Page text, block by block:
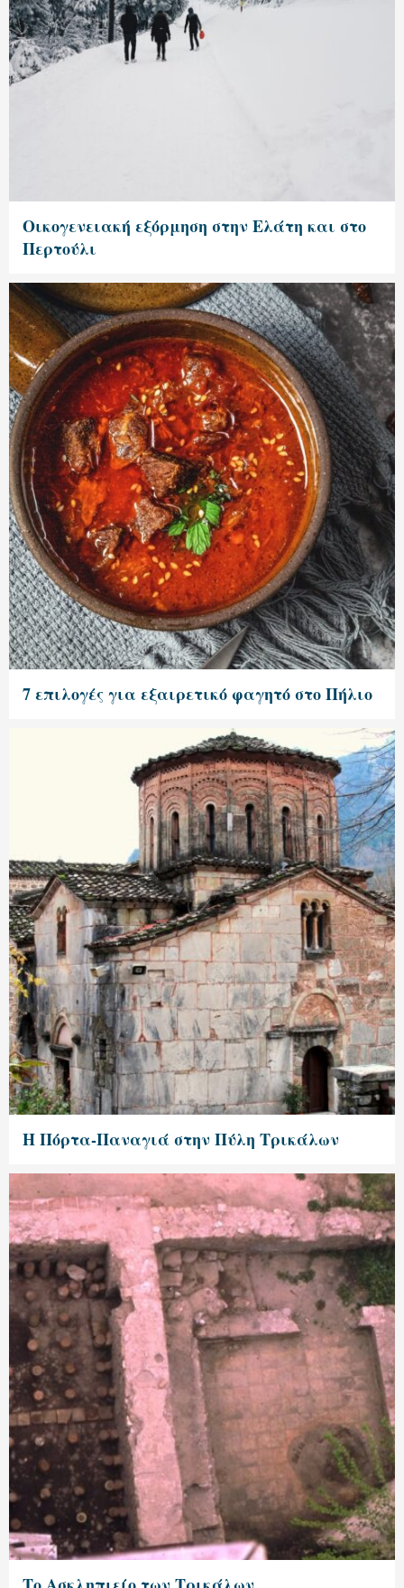
Οικογενειακή εξόρμηση στην Ελάτη και στο
Περτούλι
7 επιλογές για εξαιρετικό φαγητό στο Πήλιο
Η Πόρτα-Παναγιά στην Πύλη Τρικάλων